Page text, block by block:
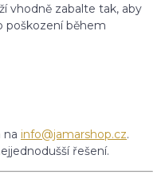
vhodně zabalte tak, aby
poškození během
na info@jamarshop.cz.
řešení.